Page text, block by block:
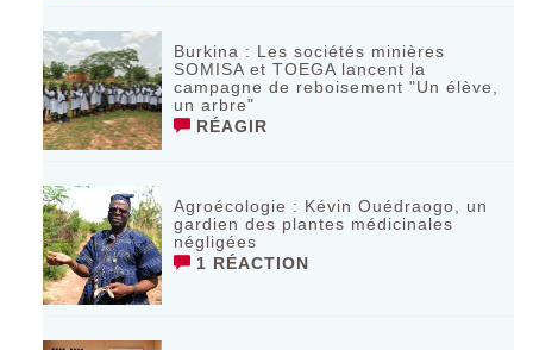
Burkina : Les sociétés minières
SOMISA et TOEGA lancent la
campagne de reboisement "Un élève,
un arbre"
RÉAGIR
Agroécologie : Kévin Ouédraogo, un
gardien des plantes médicinales
négligées
1 RÉACTION